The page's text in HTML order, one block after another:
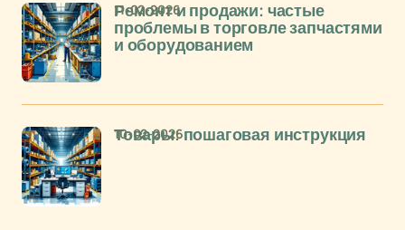
Ремонт и продажи: частые
проблемы в торговле запчастями
и оборудованием
11-02-2026
Товары: пошаговая инструкция
10-02-2026